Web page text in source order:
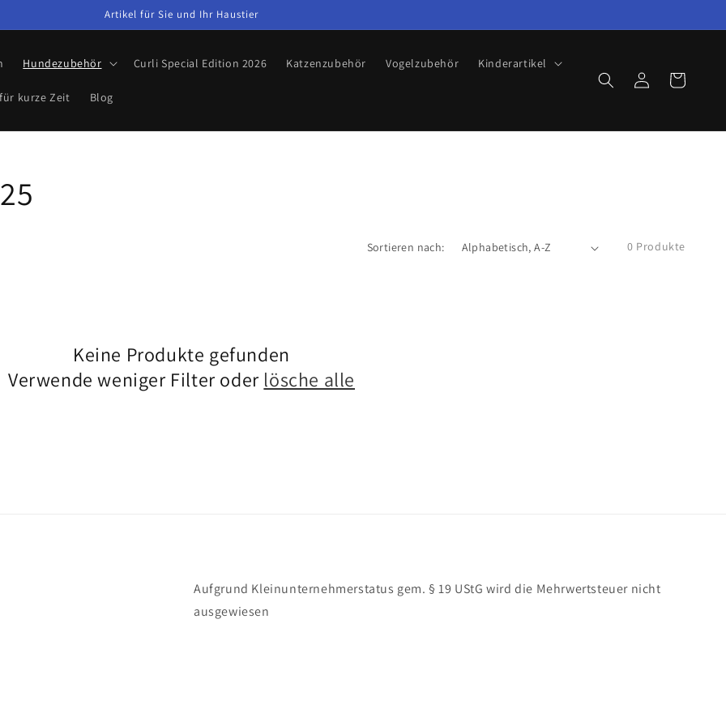
Artikel für Sie und Ihr Haustier
Hundezubehör Curli Special Edition 2026 Katzenzubehör Vogelzubehör Kinderartikel
kurze Zeit Blog
EinloggenWarenkorb
Sortieren nach: 0 Produkte
Keine Produkte gefunden
Verwende weniger Filter oder lösche alle
Aufgrund Kleinunternehmerstatus gem. § 19 UStG wird die Mehrwertsteuer nicht
ausgewiesen